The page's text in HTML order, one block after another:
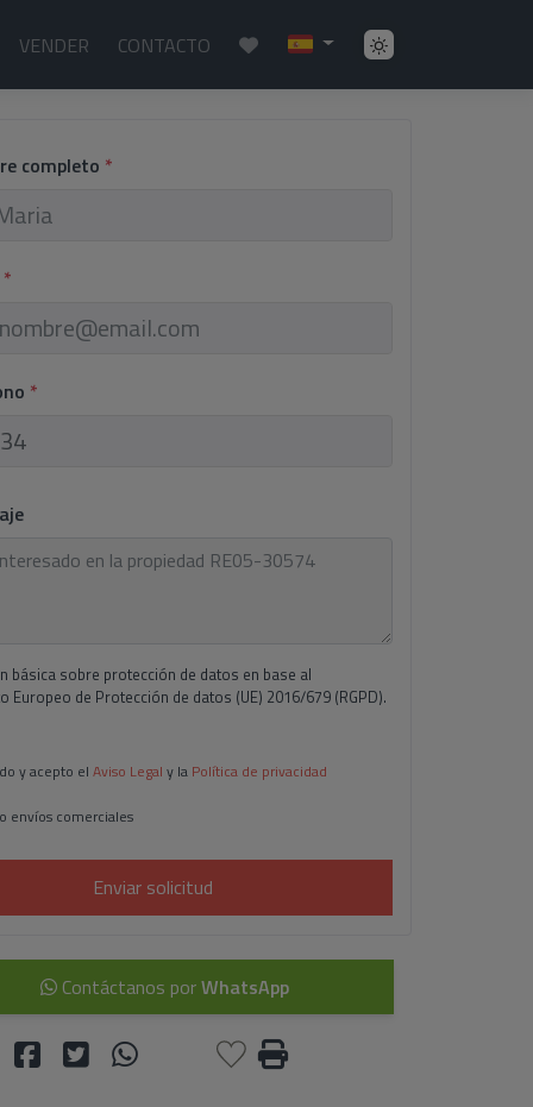
VENDER CONTACTO
completo *
*
*
básica sobre protección de datos en base al
Europeo de Protección de datos (UE) 2016/679 (RGPD).
y acepto el Aviso Legal y la Política de privacidad
envíos comerciales
Enviar solicitud
Contáctanos porWhatsApp